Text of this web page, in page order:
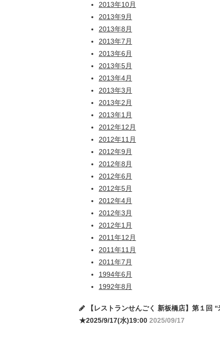
2013年10月
2013年9月
2013年8月
2013年7月
2013年6月
2013年5月
2013年4月
2013年3月
2013年2月
2013年1月
2012年12月
2012年11月
2012年9月
2012年8月
2012年6月
2012年5月
2012年4月
2012年3月
2012年1月
2011年12月
2011年11月
2011年7月
1994年6月
1992年8月
【レストランせんごく 新板橋店】第１回
★2025/9/17(水)19:00 2025/09/17